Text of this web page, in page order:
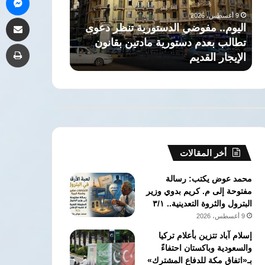
تنظر دعوى
بقانون
العريق
وتخريج
جهابذة
العقول
في
كلية
9 أغسطس، 2026
ذاكرة التاريخ: حكاية صرح القانون
العريق وتخريج جهابذة العقول في كلية
الحقوق جامعة القاهرة
رجل
دولة
عبر
9 أغسطس، 2026
أخر المقالات
محمد عوض يكتب: رسالة
مفتوحة إلى م. كريم بدوي وزير
البترول والثروة التعدينية.. ٣/١
9 أغسطس، 2026
إسلام آباد تتزين بأعلام تركيا
والسعودية وباكستان احتفاءً
بـ«اتفاق مكة للدفاع المشترك»